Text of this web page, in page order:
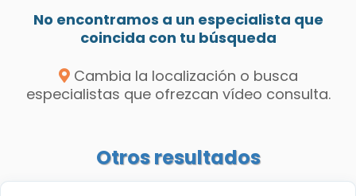
No encontramos a un especialista que
coincida con tu búsqueda
Cambia la localización o busca
especialistas que ofrezcan vídeo consulta.
Otros resultados